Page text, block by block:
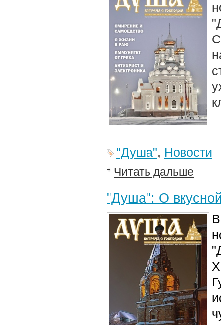
"Душа", Новости
Читать дальше
"Душа": О